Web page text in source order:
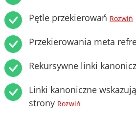
Pętle przekierowań Rozwiń
Przekierowania meta
Rekursywne linki
Linki kanoniczne
strony Rozwiń